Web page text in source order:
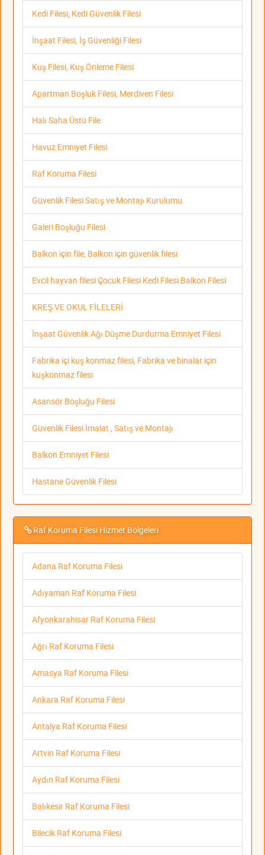
Kedi Filesi, Kedi Güvenlik Filesi
İnşaat Filesi, İş Güvenliği Filesi
Kuş Filesi, Kuş Önleme Filesi
Apartman Boşluk Filesi, Merdiven Filesi
Halı Saha Üstü File
Havuz Emniyet Filesi
Raf Koruma Filesi
Güvenlik Filesi Satış ve Montajı Kurulumu
Galeri Boşluğu Filesi
Balkon için file, Balkon için güvenlik filesi
Evcil hayvan filesi Çocuk Filesi Kedi Filesi Balkon Filesi
KREŞ VE OKUL FİLELERİ
İnşaat Güvenlik Ağı Düşme Durdurma Emniyet Filesi
Fabrika içi kuş konmaz filesi, Fabrika ve binalar için
kuşkonmaz filesi
Asansör Boşluğu Filesi
Güvenlik Filesi İmalat , Satış ve Montajı
Balkon Emniyet Filesi
Hastane Güvenlik Filesi
Raf Koruma Filesi Hizmet Bölgeleri
Adana Raf Koruma Filesi
Adıyaman Raf Koruma Filesi
Afyonkarahisar Raf Koruma Filesi
Ağrı Raf Koruma Filesi
Amasya Raf Koruma Filesi
Ankara Raf Koruma Filesi
Antalya Raf Koruma Filesi
Artvin Raf Koruma Filesi
Aydın Raf Koruma Filesi
Balıkesir Raf Koruma Filesi
Bilecik Raf Koruma Filesi